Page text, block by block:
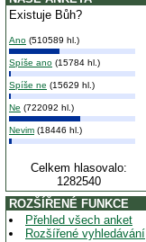
Existuje Bůh?
Ano (510589 hl.)
Spíše ano (15784 hl.)
Spíše ne (15629 hl.)
Ne (722092 hl.)
Nevim (18446 hl.)
Celkem hlasovalo:
1282540
ROZŠÍŘENÉ FUNKCE
Přehled všech anket
Rozšířené vyhledávání